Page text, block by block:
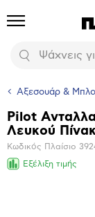
Προϊόντα
Αναζήτηση
Αξεσουάρ &
Βασικά
Pilot
Λευκού
Κωδικός Πλαίσιο
Εξέλιξη τιμής